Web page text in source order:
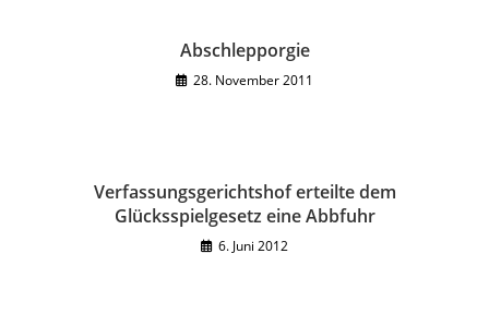
Abschlepporgie
28. November 2011
Verfassungsgerichtshof erteilte dem
Glücksspielgesetz eine Abbfuhr
6. Juni 2012